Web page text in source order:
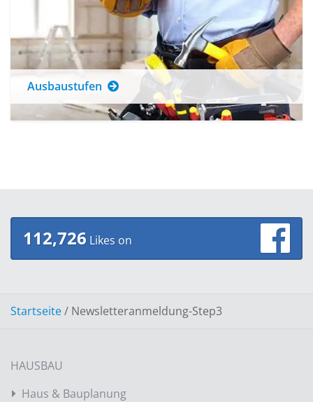
Ausbaustufen
112,726 Likes on
Startseite/ Newsletteranmeldung-Step3
HAUSBAU
Haus & Bauplanung